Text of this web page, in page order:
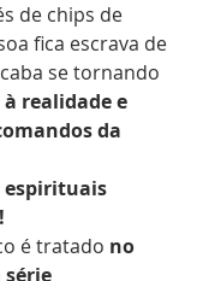
de chips de
fica escrava de
se tornando
realidade e
da
espirituais
é tratado no
série